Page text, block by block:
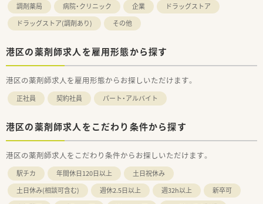
調剤薬局 病院・クリニック 企業
ドラッグストア
ドラッグストア(調剤あり)
その他
港区の薬剤師求人を雇用形態から探す
港区の薬剤師求人を雇用形態からお探しいただけます。
正社員 契約社員 パート・アルバイト
港区の薬剤師求人をこだわり条件から探す
港区の薬剤師求人をこだわり条件からお探しいただけます。
駅チカ 年間休日120日以上
土日祝休み
土日休み(相談可含む)
週休2.5日以上 週32h以上
新卒可